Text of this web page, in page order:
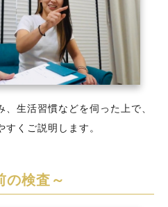
生活習慣などを伺った上で、
くご説明します。
検査～